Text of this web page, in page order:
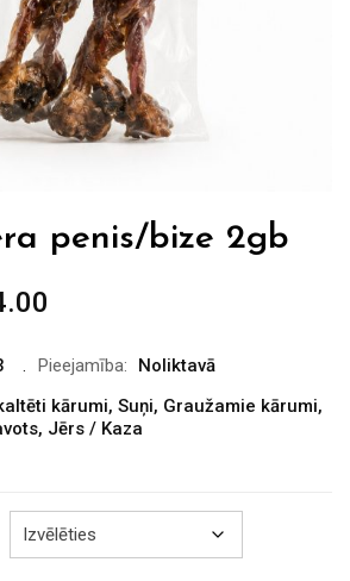
penis/bize 2gb
€12.50
through
€24.00
Pieejamība:
Noliktavā
kārumi, Suņi, Graužamie kārumi,
, Jērs / Kaza